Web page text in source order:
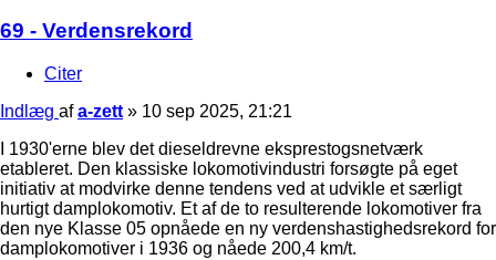
69 - Verdensrekord
Citer
Indlæg afa-zett » 10 sep 2025, 21:21
I 1930'erne blev det dieseldrevne eksprestogsnetværk
etableret. Den klassiske lokomotivindustri forsøgte på eget
initiativ at modvirke denne tendens ved at udvikle et særligt
hurtigt damplokomotiv. Et af de to resulterende lokomotiver fra
den nye Klasse 05 opnåede en ny verdenshastighedsrekord for
damplokomotiver i 1936 og nåede 200,4 km/t.